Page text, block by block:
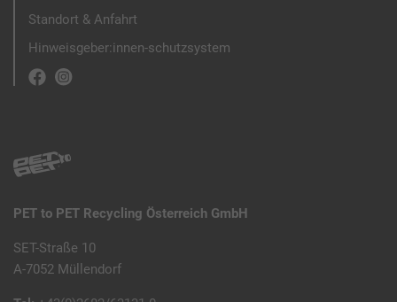
Standort & Anfahrt
Hinweisgeber:innen-schutzsystem
PET to PET Recycling Österreich GmbH
SET-Straße 10
A-7052 Müllendorf